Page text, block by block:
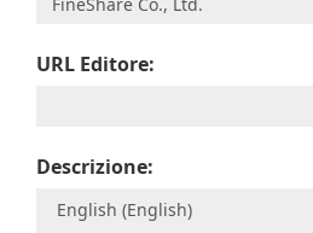
URL Editore:
Descrizione: